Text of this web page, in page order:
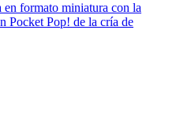
en formato miniatura con la
Pocket Pop! de la cría de